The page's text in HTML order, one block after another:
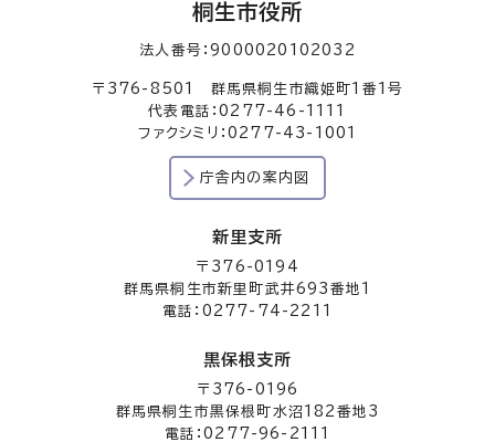
桐生市役所
法人番号：9000020102032
〒376-8501 群馬県桐生市織姫町1番1号
代表電話：0277-46-1111
ファクシミリ：0277-43-1001
庁舎内の案内図
新里支所
〒376-0194
群馬県桐生市新里町武井693番地1
電話：0277-74-2211
黒保根支所
〒376-0196
群馬県桐生市黒保根町水沼182番地3
電話：0277-96-2111